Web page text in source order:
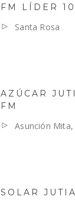
FM LÍDER
Santa Rosa
AZÚCAR
FM
Asunción Mita,
SOLAR